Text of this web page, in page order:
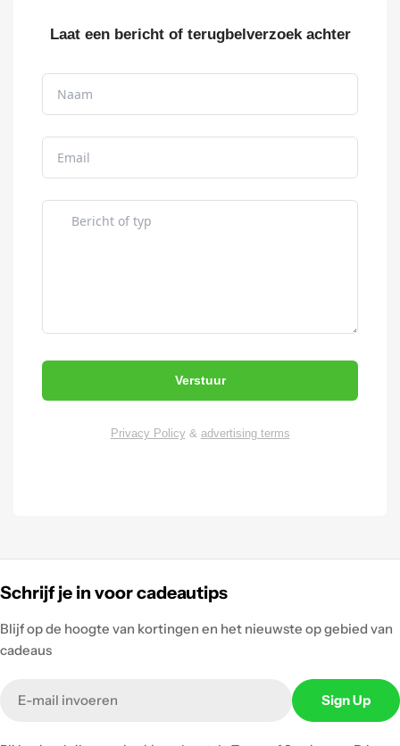
Laat een bericht of terugbelverzoek achter
Verstuur
Privacy Policy & advertising terms
Schrijf je in voor cadeautips
Blijf op de hoogte van kortingen en het nieuwste op gebied van
cadeaus
Sign Up